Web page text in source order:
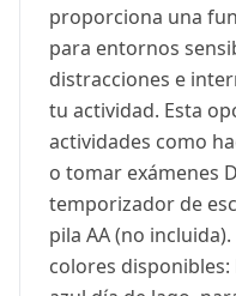
proporciona una
para entornos
distracciones e
tu actividad. Esta
actividades como
o tomar exámenes
temporizador de
pila AA (no
colores